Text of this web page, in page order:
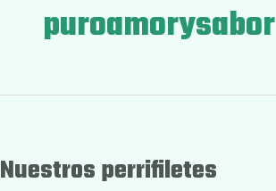
puroamorysabor
Nuestros perrifiletes